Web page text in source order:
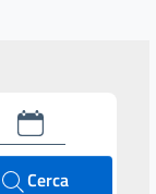
Cerca